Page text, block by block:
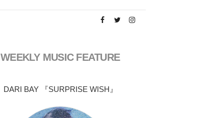
WEEKLY MUSIC FEATURE
DARI BAY 『SURPRISE WISH』